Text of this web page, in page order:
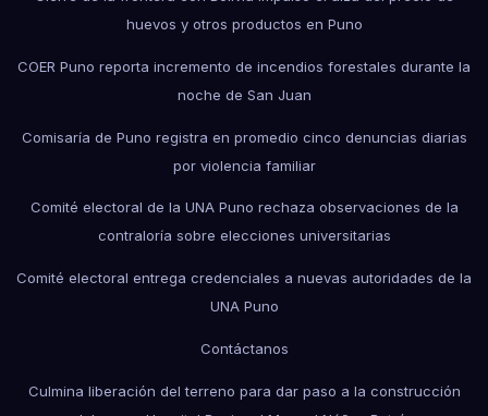
huevos y otros productos en Puno
COER Puno reporta incremento de incendios forestales durante la
noche de San Juan
Comisaría de Puno registra en promedio cinco denuncias diarias
por violencia familiar
Comité electoral de la UNA Puno rechaza observaciones de la
contraloría sobre elecciones universitarias
Comité electoral entrega credenciales a nuevas autoridades de la
UNA Puno
Contáctanos
Culmina liberación del terreno para dar paso a la construcción